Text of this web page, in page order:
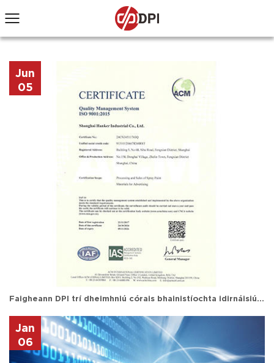
Jun
05
Faigheann DPI trí dheimhniú córais bhainistíochta idirnáisiúnta
Jan
06